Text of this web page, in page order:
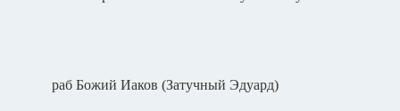
раб Божий Иаков (Затучный Эдуард)